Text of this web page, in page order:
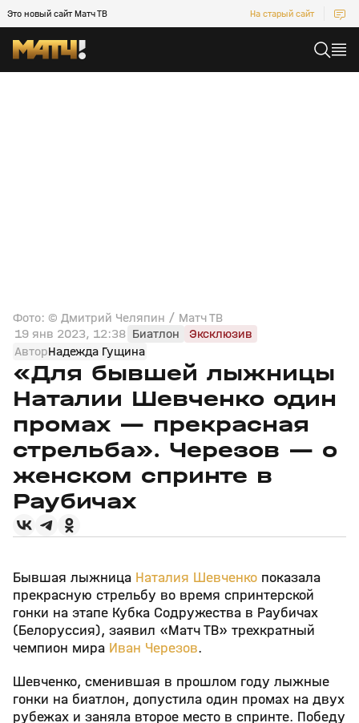
Это новый сайт Матч ТВ На старый сайт
Фото: © Дмитрий Челяпин / Матч ТВ
19 янв 2023, 12:38 Биатлон
Эксклюзив
АвторНадежда Гущина
«Для бывшей лыжницы
Наталии Шевченко один
промах — прекрасная
стрельба». Черезов — о
женском спринте в
Раубичах
Бывшая лыжница Наталия Шевченко показала
прекрасную стрельбу во время спринтерской
гонки на этапе Кубка Содружества в Раубичах
(Белоруссия), заявил «Матч ТВ» трехкратный
чемпион мира Иван Черезов.
Шевченко, сменившая в прошлом году лыжные
гонки на биатлон, допустила один промах на двух
рубежах и заняла второе место в спринте. Победу